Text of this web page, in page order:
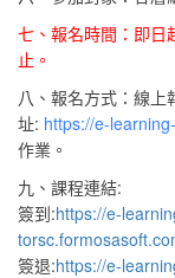
七、報名時間：即日
止。
八、報名方式：線上
址: https://e-
作業。
九、課程連結:
簽到:https://e-
簽退:https://e-